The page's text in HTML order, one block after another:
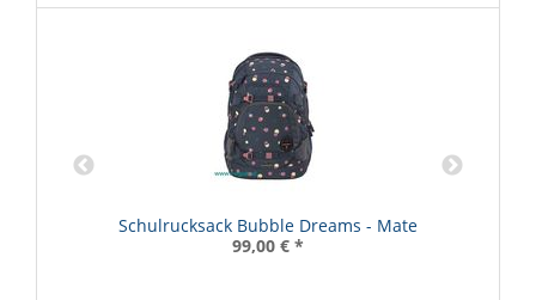
Schulrucksack Bubble Dreams - Mate
99,00 € *